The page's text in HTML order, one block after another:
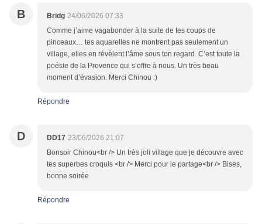
B Bridg 24/06/2026 07:33
Comme j’aime vagabonder à la suite de tes coups de
pinceaux… tes aquarelles ne montrent pas seulement un
village, elles en révèlent l’âme sous ton regard. C’est toute la
poésie de la Provence qui s’offre à nous. Un très beau
moment d’évasion. Merci Chinou :)
Répondre
D DD17 23/06/2026 21:07
Bonsoir Chinou<br /> Un très joli village que je découvre avec
tes superbes croquis <br /> Merci pour le partage<br /> Bises,
bonne soirée
Répondre